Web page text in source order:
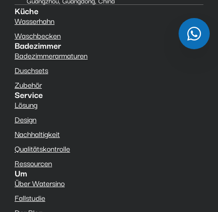
Küche
Wasserhahn
Waschbecken
Badezimmer
Badezimmerarmaturen
Duschsets
Zubehör
Service
Lösung
Design
Nachhaltigkeit
Qualitätskontrolle
Ressourcen
Um
Über Watersino
Fallstudie